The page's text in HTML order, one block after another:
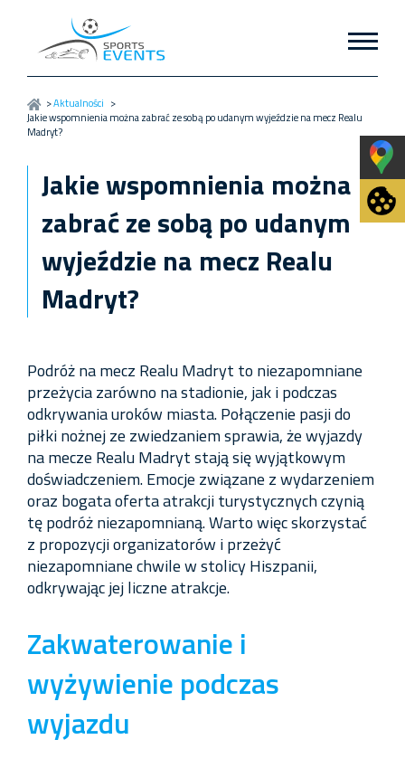
>Aktualności >
Jakie wspomnienia można zabrać ze sobą po udanym wyjeździe na mecz Realu
Madryt?
Jakie wspomnienia można
zabrać ze sobą po udanym
wyjeździe na mecz Realu
Madryt?
Podróż na mecz Realu Madryt to niezapomniane
przeżycia zarówno na stadionie, jak i podczas
odkrywania uroków miasta. Połączenie pasji do
piłki nożnej ze zwiedzaniem sprawia, że wyjazdy
na mecze Realu Madryt stają się wyjątkowym
doświadczeniem. Emocje związane z wydarzeniem
oraz bogata oferta atrakcji turystycznych czynią
tę podróż niezapomnianą. Warto więc skorzystać
z propozycji organizatorów i przeżyć
niezapomniane chwile w stolicy Hiszpanii,
odkrywając jej liczne atrakcje.
Zakwaterowanie i
wyżywienie podczas
wyjazdu